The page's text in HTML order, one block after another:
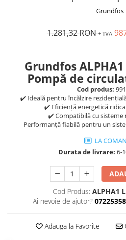
Grundfos
1.281,32 RON+ TVA
Grundfos ALPHA1
Pompă de
Cod produs:
✔️ Ideală pentru încălzire
✔️ Eficiență energetică
✔️ Compatibilă cu sisteme
Performanță fiabilă pentru un
LA
Durata de livrare: 6-
Cod Produs: ALPHA1
Ai nevoie de ajutor?
Adauga la Favorite